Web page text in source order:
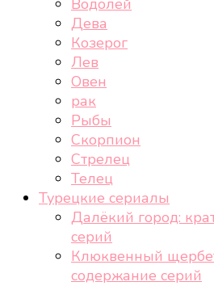
Водолей
Дева
Козерог
Лев
Овен
рак
Рыбы
Скорпион
Стрелец
Телец
Турецкие сериалы
Далёкий город:
серий
Клюквенный
содержание серий